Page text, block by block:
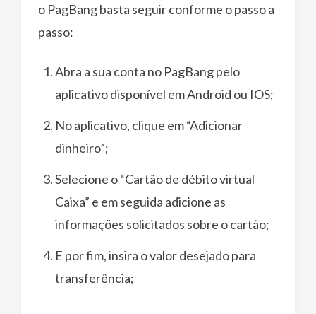
o PagBang basta seguir conforme o passo a
passo:
Abra a sua conta no PagBang pelo
aplicativo disponível em Android ou IOS;
No aplicativo, clique em “Adicionar
dinheiro”;
Selecione o “Cartão de débito virtual
Caixa” e em seguida adicione as
informações solicitados sobre o cartão;
E por fim, insira o valor desejado para
transferência;